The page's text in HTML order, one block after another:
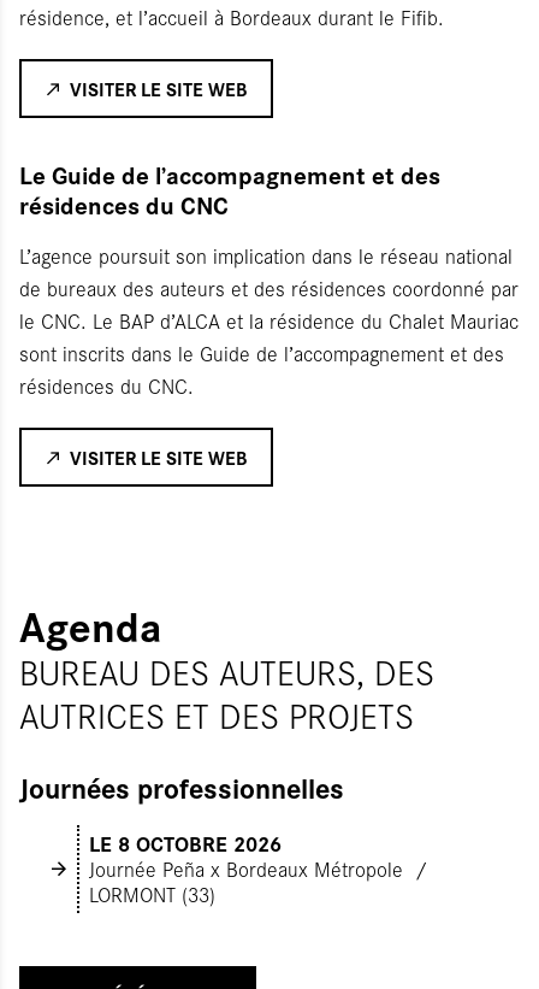
résidence, et l’accueil à Bordeaux durant le Fifib.
VISITER LE SITE WEB
Le Guide de l’accompagnement et des
résidences du CNC
L’agence poursuit son implication dans le réseau national
de bureaux des auteurs et des résidences coordonné par
le CNC. Le BAP d’ALCA et la résidence du Chalet Mauriac
sont inscrits dans le Guide de l’accompagnement et des
résidences du CNC.
VISITER LE SITE WEB
Agenda
BUREAU DES AUTEURS, DES
AUTRICES ET DES PROJETS
Journées professionnelles
LE 8 OCTOBRE 2026
Journée Peña x Bordeaux Métropole
LORMONT (33)